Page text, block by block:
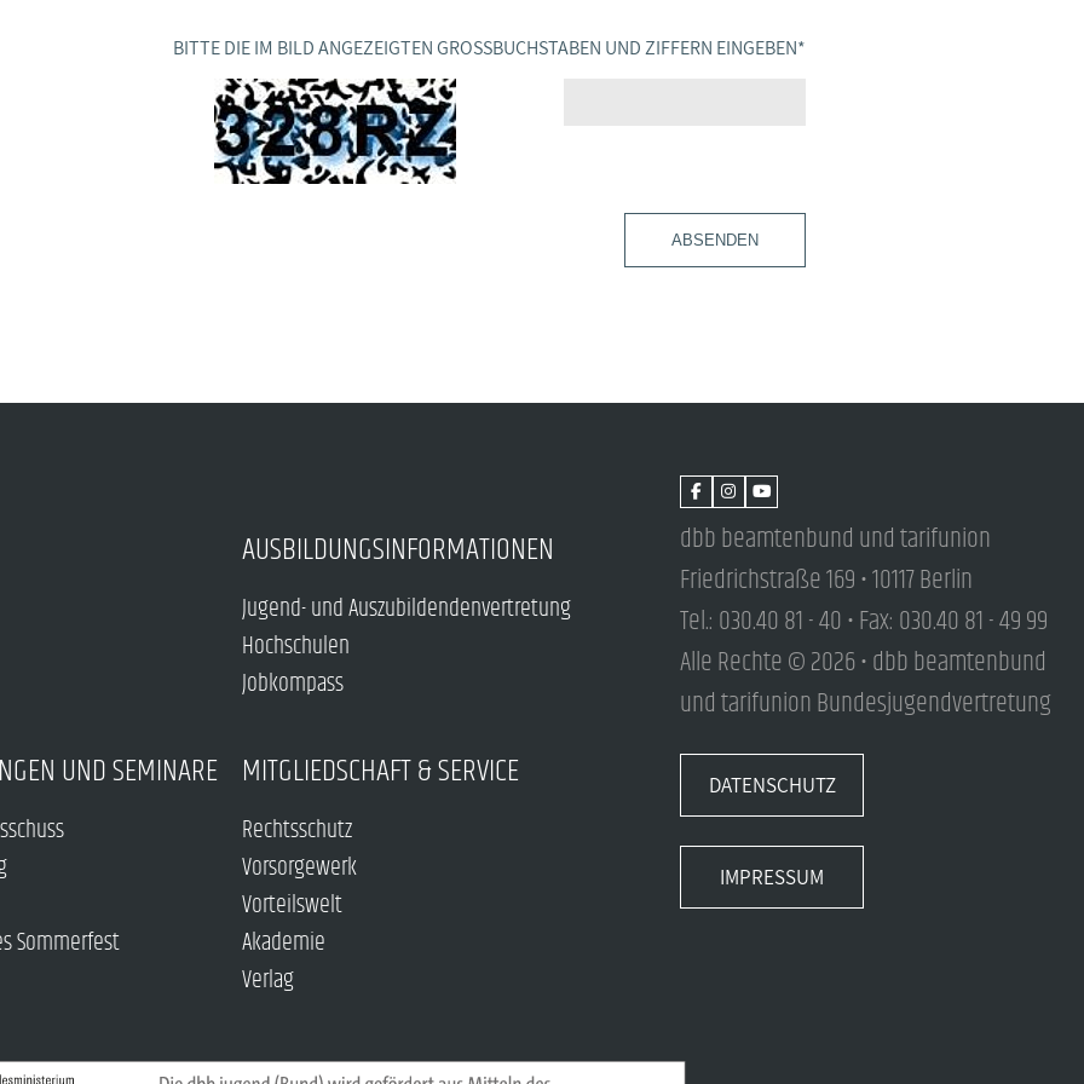
Landesjugendbünde
Parlamentarisches Sommerfest
AkademieBITTE DIE IM BILD ANGEZEIGTEN GROSSBUCHSTABEN UND ZIFFERN EINGEBEN *
ABSENDEN
AUSBILDUNGSINFORMATIONEN
Jugend- und Auszubildendenvertretung
Hochschulen
Jobkompass
UND SEMINARE
Sommerfest
MITGLIEDSCHAFT & SERVICE
Rechtsschutz
Vorsorgewerk
Vorteilswelt
Akademie
Verlag
dbb beamtenbund und tarifunion
Friedrichstraße 169 • 10117 Berlin
Tel.: 030.40 81 - 40 • Fax: 030.40 81 - 49 99
Alle Rechte © 2026 • dbb beamtenbund
und tarifunion Bundesjugendvertretung
DATENSCHUTZ
IMPRESSUM